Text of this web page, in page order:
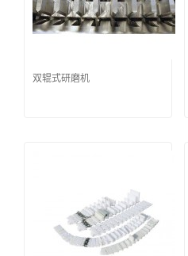
双辊式研磨机